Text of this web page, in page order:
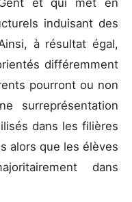
induisant des
à résultat égal,
différemment
pourront ou non
surreprésentation
dans les filières
alors que les élèves
dans